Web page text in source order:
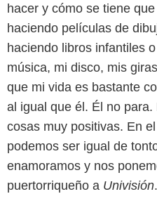
hacer y cómo se tiene
haciendo películas de
haciendo libros infantiles
música, mi disco, mis
que mi vida es bastante
al igual que él. Él no
cosas muy positivas. En
podemos ser igual de
enamoramos y nos
puertorriqueño a Univisión.